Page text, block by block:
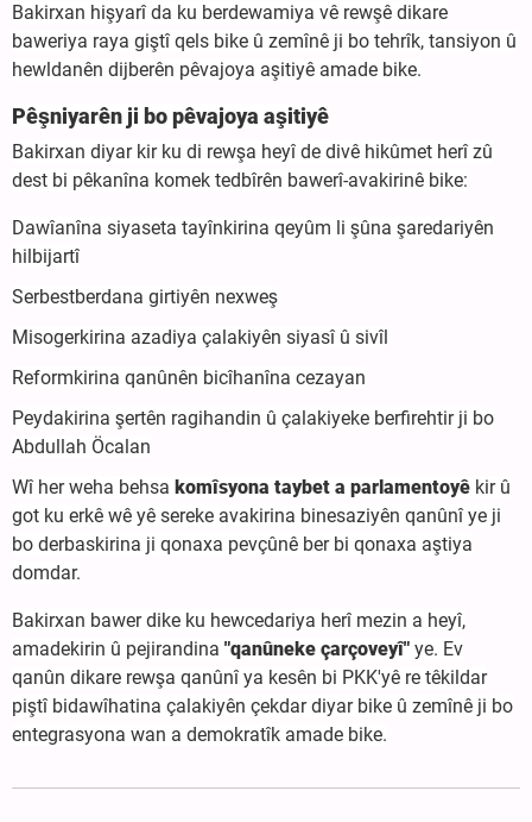
Bakirxan hişyarî da ku berdewamiya vê rewşê dikare
baweriya raya giştî qels bike û zemînê ji bo tehrîk, tansiyon û
hewldanên dijberên pêvajoya aşitiyê amade bike.
Pêşniyarên ji bo pêvajoya aşitiyê
Bakirxan diyar kir ku di rewşa heyî de divê hikûmet herî zû
dest bi pêkanîna komek tedbîrên bawerî-avakirinê bike:
Dawîanîna siyaseta tayînkirina qeyûm li şûna şaredariyên
hilbijartî
Serbestberdana girtiyên nexweş
Misogerkirina azadiya çalakiyên siyasî û sivîl
Reformkirina qanûnên bicîhanîna cezayan
Peydakirina şertên ragihandin û çalakiyeke berfirehtir ji bo
Abdullah Öcalan
Wî her weha behsa komîsyona taybet a parlamentoyê kir û
got ku erkê wê yê sereke avakirina binesaziyên qanûnî ye ji
bo derbaskirina ji qonaxa pevçûnê ber bi qonaxa aştiya
domdar.
Bakirxan bawer dike ku hewcedariya herî mezin a heyî,
amadekirin û pejirandina "qanûneke çarçoveyî" ye. Ev
qanûn dikare rewşa qanûnî ya kesên bi PKK'yê re têkildar
piştî bidawîhatina çalakiyên çekdar diyar bike û zemînê ji bo
entegrasyona wan a demokratîk amade bike.